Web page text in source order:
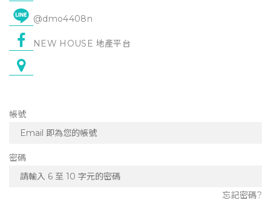
@dmo4408n
NEW HOUSE 地產平台
帳號
密碼
忘記密碼?